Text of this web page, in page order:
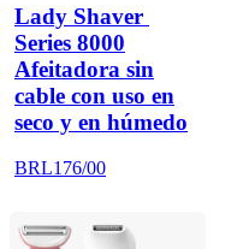
Lady Shaver
Series 8000
Afeitadora sin
cable con uso en
seco y en húmedo
BRL176/00